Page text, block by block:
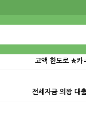
고액 한도로 ✮
전세자금 의왕